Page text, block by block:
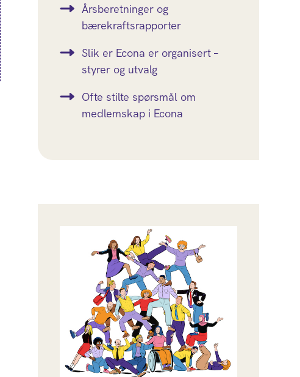
Årsberetninger og
bærekraftsrapporter
Slik er Econa er organisert –
styrer og utvalg
Ofte stilte spørsmål om
medlemskap i Econa